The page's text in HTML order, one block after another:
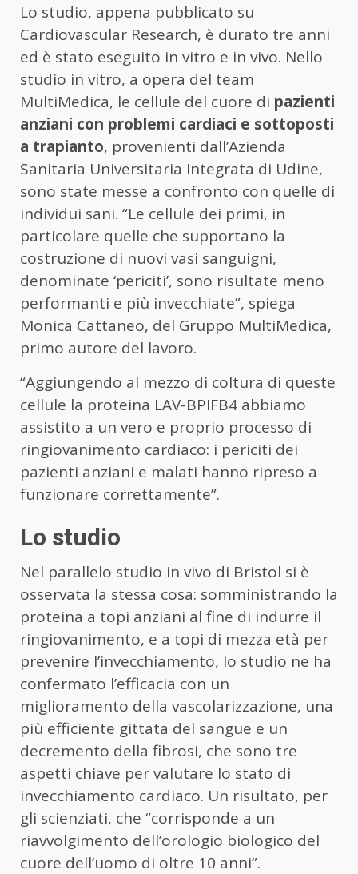
Lo studio, appena pubblicato su
Cardiovascular Research, è durato tre anni
ed è stato eseguito in vitro e in vivo. Nello
studio in vitro, a opera del team
MultiMedica, le cellule del cuore di pazienti
anziani con problemi cardiaci e sottoposti
a trapianto, provenienti dall’Azienda
Sanitaria Universitaria Integrata di Udine,
sono state messe a confronto con quelle di
individui sani. “Le cellule dei primi, in
particolare quelle che supportano la
costruzione di nuovi vasi sanguigni,
denominate ‘periciti’, sono risultate meno
performanti e più invecchiate”, spiega
Monica Cattaneo, del Gruppo MultiMedica,
primo autore del lavoro.
“Aggiungendo al mezzo di coltura di queste
cellule la proteina LAV-BPIFB4 abbiamo
assistito a un vero e proprio processo di
ringiovanimento cardiaco: i periciti dei
pazienti anziani e malati hanno ripreso a
funzionare correttamente”.
Lo studio
Nel parallelo studio in vivo di Bristol si è
osservata la stessa cosa: somministrando la
proteina a topi anziani al fine di indurre il
ringiovanimento, e a topi di mezza età per
prevenire l’invecchiamento, lo studio ne ha
confermato l’efficacia con un
miglioramento della vascolarizzazione, una
più efficiente gittata del sangue e un
decremento della fibrosi, che sono tre
aspetti chiave per valutare lo stato di
invecchiamento cardiaco. Un risultato, per
gli scienziati, che “corrisponde a un
riavvolgimento dell’orologio biologico del
cuore dell’uomo di oltre 10 anni”.